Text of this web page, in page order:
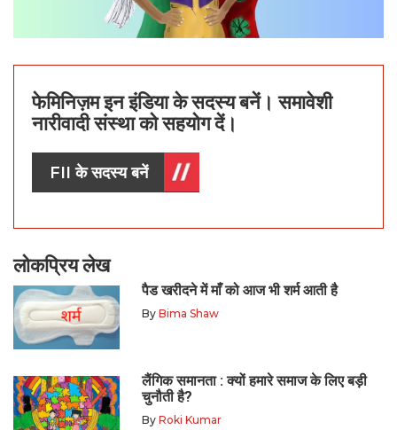
फेमिनिज़म इन इंडिया के सदस्य बनें। समावेशी
नारीवादी संस्था को सहयोग दें।
FII के सदस्य बनें
लोकप्रिय लेख
पैड खरीदने में माँ को आज भी शर्म आती है
By Bima Shaw
लैंगिक समानता : क्यों हमारे समाज के लिए बड़ी
चुनौती है?
By Roki Kumar